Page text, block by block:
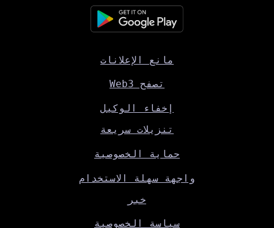
مانع الإعلانات
تصفح Web3
إخفاء الوكيل
تنزيلات سريعة
حماية الخصوصية
واجهة سهلة الاستخدام
خبر
سياسة الخصوصية